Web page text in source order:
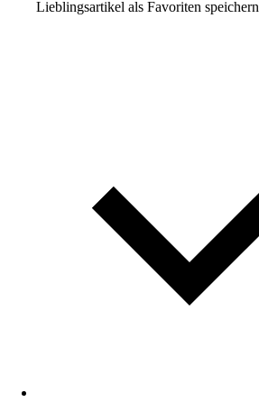
Lieblingsartikel als Favoriten speichern